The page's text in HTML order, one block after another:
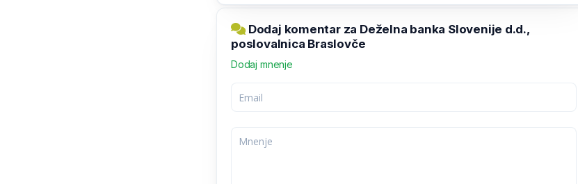
Dodaj komentar za Deželna banka Slovenije d.d.,
poslovalnica Braslovče
Dodaj mnenje